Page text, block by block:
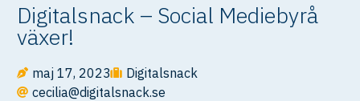
Digitalsnack – Social Mediebyrå
växer!
maj 17, 2023
Digitalsnack
cecilia@digitalsnack.se